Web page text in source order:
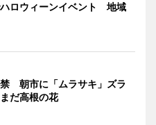
ロウィーンイベント 地域
朝市に「ムラサキ」ズラ
だ高根の花